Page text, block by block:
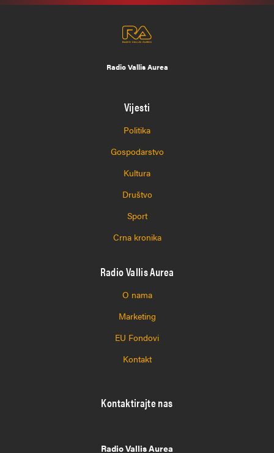
Radio Vallis Aurea
Vijesti
Politika
Gospodarstvo
Kultura
Društvo
Sport
Crna kronika
Radio Vallis Aurea
O nama
Marketing
EU Fondovi
Kontakt
Kontaktirajte nas
Radio Vallis Aurea